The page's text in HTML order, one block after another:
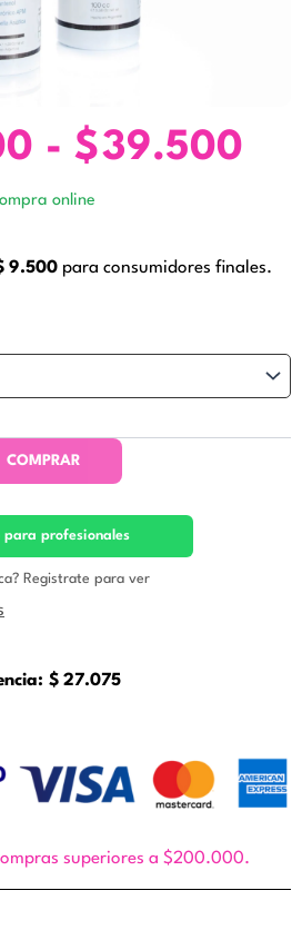
- $39.500
online
9.500 para consumidores finales.
COMPRAR
para profesionales
Registrate para ver
$ 27.075
superiores a $200.000.